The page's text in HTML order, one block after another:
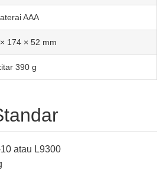
AAA
174 × 52 mm
390 g
atau L9300